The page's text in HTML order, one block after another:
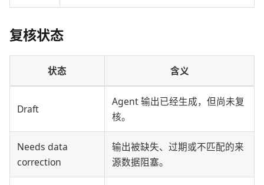
复核状态
状态 含义
Draft
Agent 输出已经生成，但尚未复
核。
Needs data
correction
输出被缺失、过期或不匹配的来
源数据阻塞。